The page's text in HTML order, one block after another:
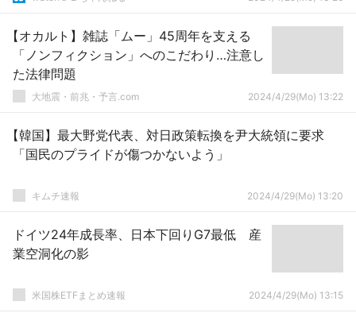
【オカルト】雑誌「ムー」45周年を支える
「ノンフィクション」へのこだわり…注意し
た法律問題
大地震・前兆・予言.com 2024/4/29(Mo) 13:22
【韓国】最大野党代表、対日政策転換を尹大統領に要求
「国民のプライドが傷つかないよう」
キムチ速報 2024/4/29(Mo) 13:20
ドイツ24年成長率、日本下回りG7最低 産
業空洞化の影
米国株ETFまとめ速報 2024/4/29(Mo) 13:15